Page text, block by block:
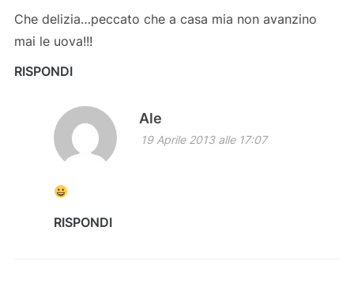
Che delizia…peccato che a casa mia non avanzino
mai le uova!!!
RISPONDI
Ale
19 Aprile 2013 alle 17:07
RISPONDI